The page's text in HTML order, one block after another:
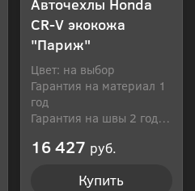
Авточехлы Honda
CR-V экокожа
"Париж"
Цвет: на выбор
Гарантия на материал 1
год
Гарантия на швы 2 года
16 427 руб.
Купить